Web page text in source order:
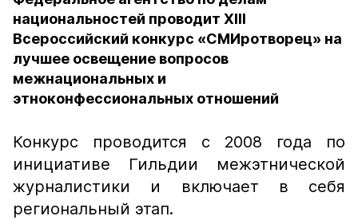
национальностей проводит XIII
Всероссийский конкурс «СМИротворец» на
лучшее освещение вопросов
межнациональных и
этноконфессиональных отношений
Конкурс проводится с 2008 года по
инициативе Гильдии межэтнической
журналистики и включает в себя
региональный этап.